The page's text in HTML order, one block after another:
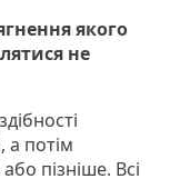
якого
не
а потім
пізніше. Всі